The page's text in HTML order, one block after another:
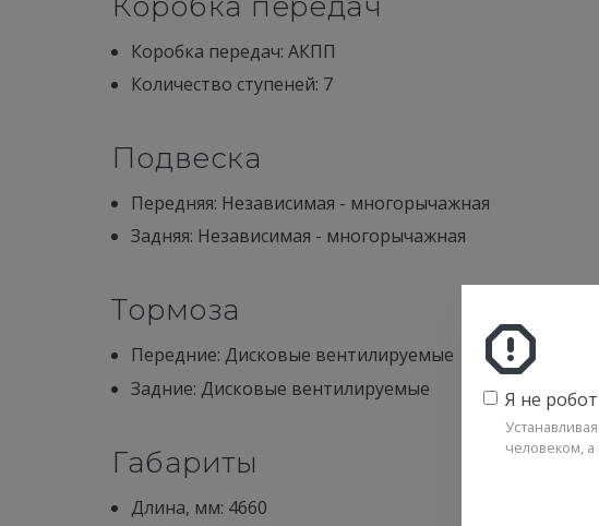
Коробка передач: АКПП
Количество ступеней: 7
Подвеска
Передняя: Независимая - многорычажная
Задняя: Независимая - многорычажная
Тормоза
Передние: Дисковые вентилируемые
Задние: Дисковые вентилируемые
Габариты
Длина, мм: 4660
Я не робот
человеком,